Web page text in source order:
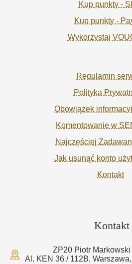
Kup punkty -
Kup punkty -
Wykorzystaj
Regulamin
Polityka
Obowiązek
Komentowanie w
Najczęściej
Jak usunąć konto
Kontakt
Kontakt
ZP20 Piotr Markowski
Al. KEN 36 / 112B,